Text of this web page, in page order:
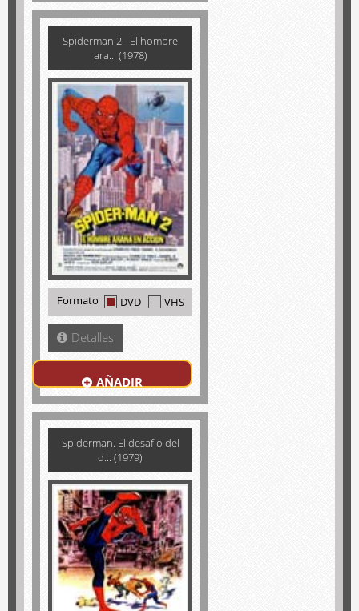
Spiderman 2 - El hombre
ara... (1978)
Formato DVD VHS
Detalles
AÑADIR
Spiderman. El desafio del
d... (1979)